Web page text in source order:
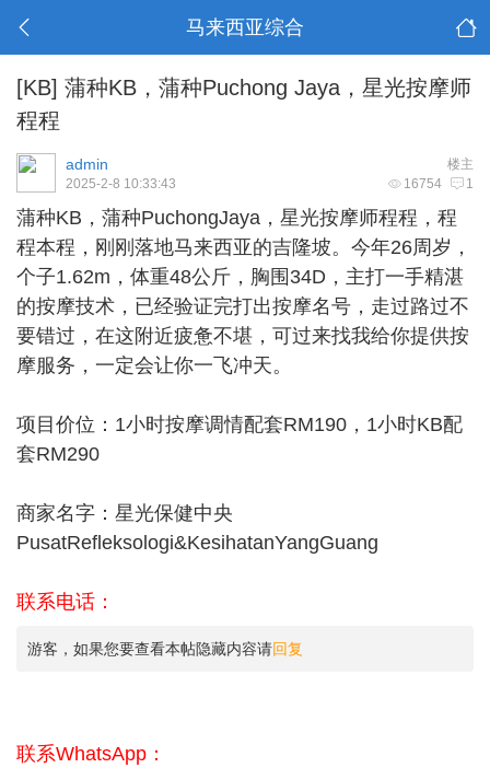
马来西亚综合
[KB] 蒲种KB，蒲种Puchong Jaya，星光按摩师
程程
楼主
admin
16754 1
2025-2-8 10:33:43
蒲种KB ，蒲种PuchongJaya，星光按摩师程程，程
程本程，刚刚落地马来西亚的吉隆坡。今年26周岁，
个子1.62m，体重48公斤，胸围34D，主打一手精湛
的按摩技术，已经验证完打出按摩名号，走过路过不
要错过，在这附近疲惫不堪，可过来找我给你提供按
摩服务，一定会让你一飞冲天。
项目价位：1小时按摩调情配套RM190，1小时KB配
套RM290
商家名字：星光保健中央
PusatRefleksologi&KesihatanYangGuang
联系电话：
游客，如果您要查看本帖隐藏内容请回复
联系WhatsApp：